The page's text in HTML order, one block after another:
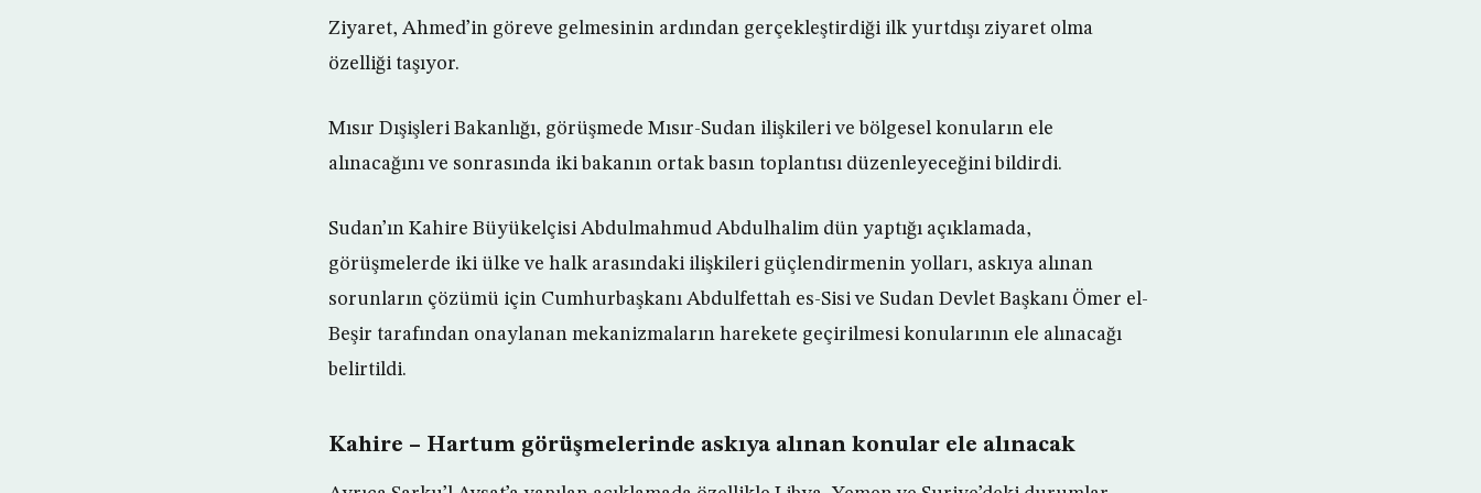
Ziyaret, Ahmed’in göreve gelmesinin ardından gerçekleştirdiği ilk yurtdışı ziyaret olma
özelliği taşıyor.
Mısır Dışişleri Bakanlığı, görüşmede Mısır-Sudan ilişkileri ve bölgesel konuların ele
alınacağını ve sonrasında iki bakanın ortak basın toplantısı düzenleyeceğini bildirdi.
Sudan’ın Kahire Büyükelçisi Abdulmahmud Abdulhalim dün yaptığı açıklamada,
görüşmelerde iki ülke ve halk arasındaki ilişkileri güçlendirmenin yolları, askıya alınan
sorunların çözümü için Cumhurbaşkanı Abdulfettah es-Sisi ve Sudan Devlet Başkanı Ömer el-
Beşir tarafından onaylanan mekanizmaların harekete geçirilmesi konularının ele alınacağı
belirtildi.
Kahire – Hartum görüşmelerinde askıya alınan konular ele alınacak